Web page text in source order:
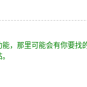
能，那里可能会有你要找